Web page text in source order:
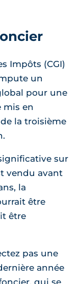
Impôts (CGI)
un
pour une
mis en
la troisième
sur
vendu avant
la
être
être
pas une
année
qui se